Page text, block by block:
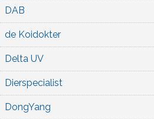
DAB
de Koidokter
Delta UV
Dierspecialist
DongYang